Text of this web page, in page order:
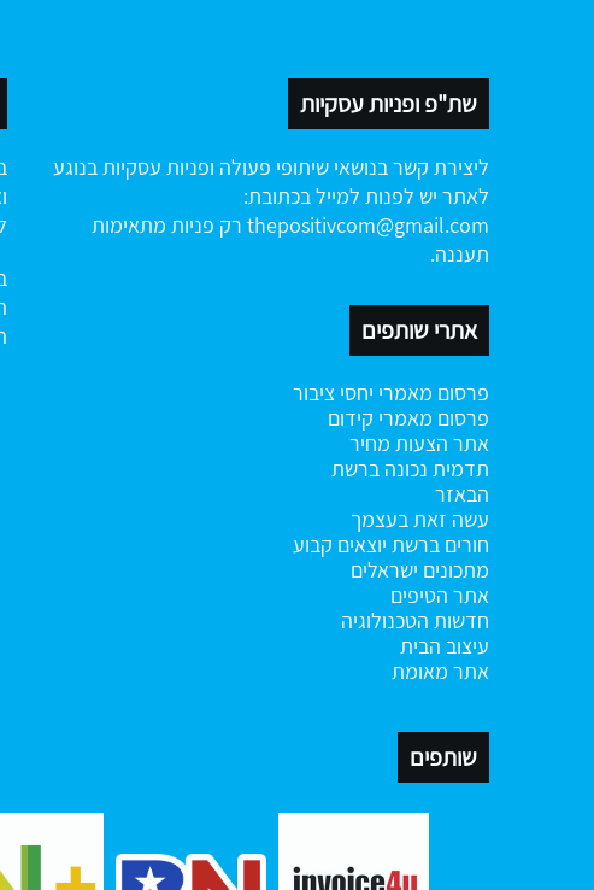
שת"פ ופניות עסקיות
ליצירת קשר בנושאי שיתופי פעולה ופניות עסקיות בנוגע
לאתר יש לפנות למייל בכתובת:
thepositivcom@gmail.com רק פניות מתאימות
תעננה.
אתרי שותפים
פרסום מאמרי יחסי ציבור
פרסום מאמרי קידום
אתר הצעות מחיר
תדמית נכונה ברשת
הבאזר
עשה זאת בעצמך
חורים ברשת יוצאים קבוע
מתכונים ישראלים
אתר הטיפים
חדשות הטכנולוגיה
עיצוב הבית
אתר מאומת
שותפים